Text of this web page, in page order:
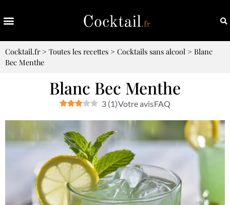
Cocktail.fr> Toutes les recettes > Cocktails sans alcool > Blanc
Bec Menthe
Blanc Bec Menthe
3 (1)Votre avisFAQ